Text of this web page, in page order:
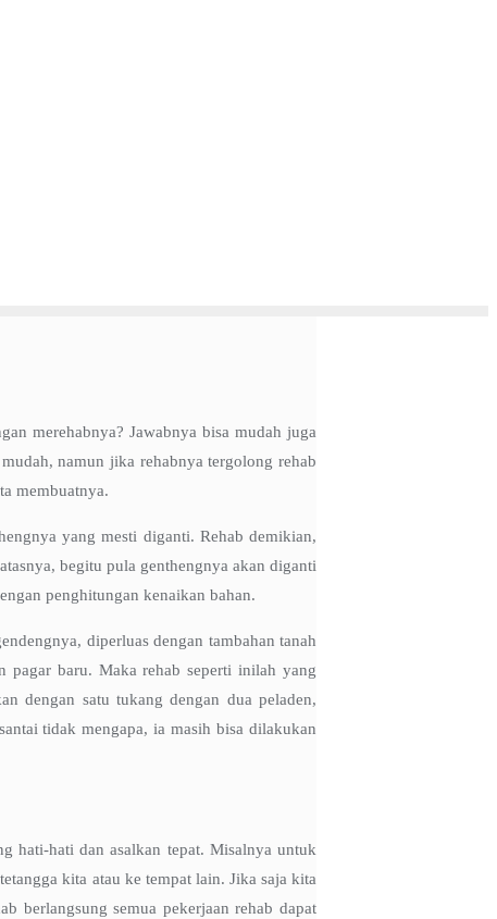
merehabnya? Jawabnya bisa mudah juga
namun jika rehabnya tergolong rehab
membuatnya.
yang mesti diganti. Rehab demikian,
begitu pula genthengnya akan diganti
penghitungan kenaikan bahan.
diperluas dengan tambahan tanah
pagar baru. Maka rehab seperti inilah yang
dengan satu tukang dengan dua peladen,
tidak mengapa, ia masih bisa dilakukan
hati-hati dan asalkan tepat. Misalnya untuk
kita atau ke tempat lain. Jika saja kita
berlangsung semua pekerjaan rehab dapat